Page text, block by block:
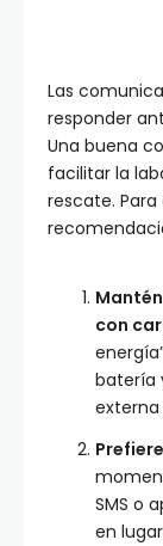
Las
responder
Una buena
facilitar la
rescate.
con
batería
SMS o
en